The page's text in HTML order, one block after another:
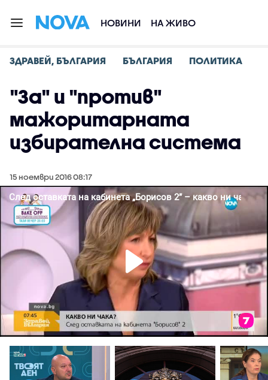
НОВИНИ НА ЖИВО
ЗДРАВЕЙ, БЪЛГАРИЯ БЪЛГАРИЯ ПОЛИТИКА
"За" и "против"
мажоритарната
избирателна система
15 ноември 2016 08:17